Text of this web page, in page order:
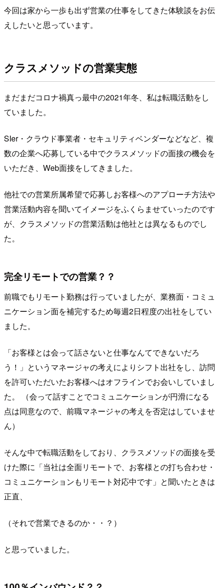
今回は家から一歩も出ず営業の仕事をしてきた体験談をお伝
えしたいと思っています。
クラスメソッドの営業実態
まだまだコロナ禍真っ最中の2021年冬、私は転職活動をし
ていました。
SIer・クラウド事業者・セキュリティベンダーなどなど、複
数の企業へ応募している中でクラスメソッドの面接の機会を
いただき、Web面接をしてきました。
他社での営業所属希望で応募しお客様へのアプローチ方法や
営業活動内容を聞いてイメージをふくらませていったのです
が、クラスメソッドの営業活動は他社とは異なるものでし
た。
完全リモートでの営業？？
前職でもリモート勤務は行っていましたが、業務面・コミュ
ニケーション面を補完するため毎週2日程度の出社をしてい
ました。
「お客様とは会って話さないと仕事なんてできないだろ
う！」というマネージャの考えによりシフト出社をし、訪問
を許可いただいたお客様へはオフラインでお会いしていまし
た。 （会って話すことでコミュニケーションが円滑になる
点は同意なので、前職マネージャの考えを否定はしていませ
ん）
そんな中で転職活動をしており、クラスメソッドの面接を受
けた際に「当社は全面リモートで、お客様との打ち合わせ・
コミュニケーションもリモート対応中です」と聞いたときは
正直、
（それで営業できるのか・・？）
と思っていました。